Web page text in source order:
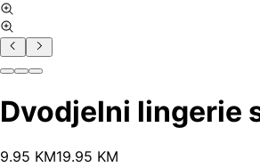
Dvodjelni lingerie
9.95 KM19.95 KM